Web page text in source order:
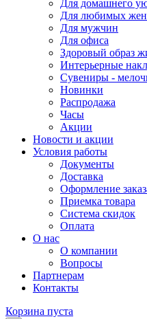
Для домашнего
Для любимых
Для мужчин
Для офиса
Здоровый образ
Интерьерные
Сувениры -
Новинки
Распродажа
Часы
Акции
Новости и акции
Условия работы
Документы
Доставка
Оформление
Приемка товара
Система скидок
Оплата
О нас
О компании
Вопросы
Партнерам
Контакты
Корзина пуста